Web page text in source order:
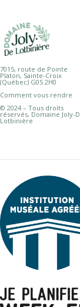
7015, route de Pointe
Platon, Sainte-Croix
(Québec) G0S 2H0
Comment vous rendre
© 2024 – Tous droits
réservés, Domaine Joly-
Lotbinière